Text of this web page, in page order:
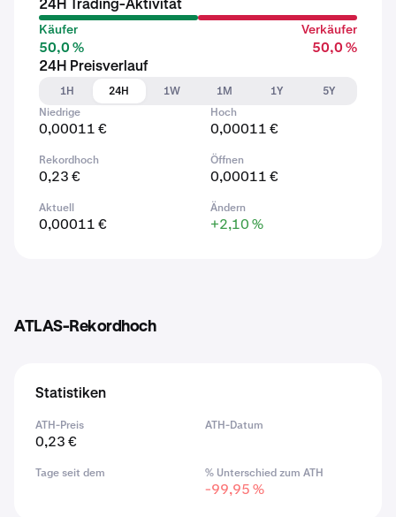
24H Trading-Aktivität
Käufer
50,0 %
Verkäufer
50,0 %
24H Preisverlauf
1H
24H 1W 1M 1Y
5Y
Niedrige
0,00011 €
Hoch
0,00011 €
Rekordhoch
0,23 €
Öffnen
0,00011 €
Aktuell
0,00011 €
Ändern
+2,10 %
ATLAS-Rekordhoch
Statistiken
ATH-Preis
0,23 €
ATH-Datum
Tage seit dem % Unterschied zum ATH
-99,95 %